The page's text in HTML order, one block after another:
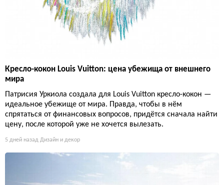
Кресло-кокон Louis Vuitton: цена убежища от внешнего
мира
Патрисия Уркиола создала для Louis Vuitton кресло-кокон —
идеальное убежище от мира. Правда, чтобы в нём
спрятаться от финансовых вопросов, придётся сначала найти
цену, после которой уже не хочется вылезать.
5 дней назад Дизайн и декор